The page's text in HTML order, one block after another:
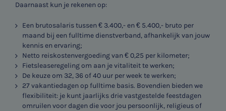
Daarnaast kun je rekenen op:
Een brutosalaris tussen € 3.400,- en € 5.400,- bruto per
maand bij een fulltime dienstverband, afhankelijk van jouw
kennis en ervaring;
Netto reiskostenvergoeding van € 0,25 per kilometer;
Fietsleaseregeling om aan je vitaliteit te werken;
De keuze om 32, 36 of 40 uur per week te werken;
27 vakantiedagen op fulltime basis. Bovendien bieden we
flexibiliteit: je kunt jaarlijks drie vastgestelde feestdagen
omruilen voor dagen die voor jou persoonlijk, religieus of